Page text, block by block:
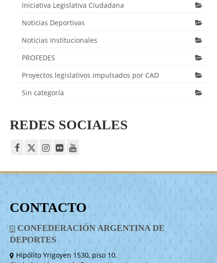
Iniciativa Legislativa Ciudadana
Noticias Deportivas
Noticias Institucionales
PROFEDES
Proyectos legislativos impulsados por CAD
Sin categoría
REDES SOCIALES
CONTACTO
CONFEDERACIÓN ARGENTINA DE
DEPORTES
Hipólito Yrigoyen 1530, piso 10.